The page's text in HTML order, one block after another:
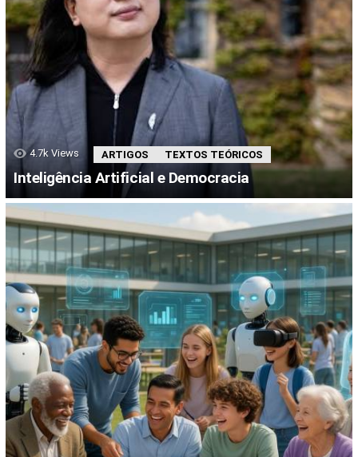
4.7k Views ARTIGOS TEXTOS TEÓRICOS
Inteligência Artificial e Democracia